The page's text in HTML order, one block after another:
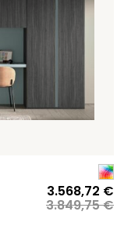
3.849,75€
3.568,72 €